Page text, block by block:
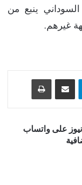
السوداني ينبع من
غيرهم.
تيلقرام
على واتساب